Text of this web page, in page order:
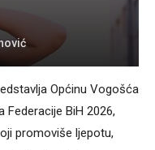
Općinu Vogošća
BiH 2026,
promoviše ljepotu,